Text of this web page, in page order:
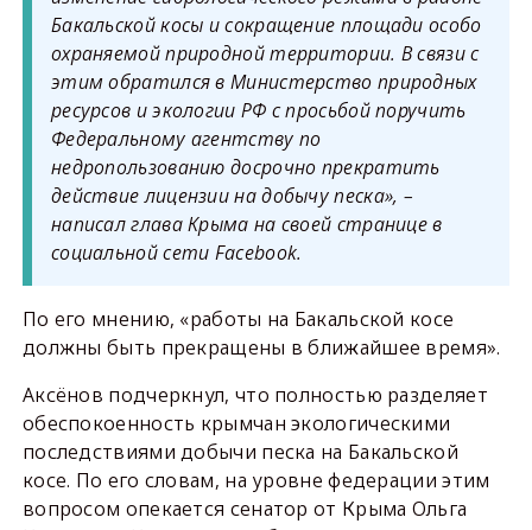
Бакальской косы и сокращение площади особо
охраняемой природной территории. В связи с
этим обратился в Министерство природных
ресурсов и экологии РФ с просьбой поручить
Федеральному агентству по
недропользованию досрочно прекратить
действие лицензии на добычу песка», –
написал глава Крыма на своей странице в
социальной сети Facebook.
По его мнению, «работы на Бакальской косе
должны быть прекращены в ближайшее время».
Аксёнов подчеркнул, что полностью разделяет
обеспокоенность крымчан экологическими
последствиями добычи песка на Бакальской
косе. По его словам, на уровне федерации этим
вопросом опекается сенатор от Крыма Ольга